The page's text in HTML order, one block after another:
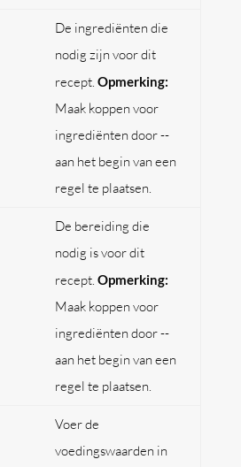
De ingrediënten die
nodig zijn voor dit
recept. Opmerking:
Maak koppen voor
ingrediënten door --
aan het begin van een
regel te plaatsen.
De bereiding die
nodig is voor dit
recept. Opmerking:
Maak koppen voor
ingrediënten door --
aan het begin van een
regel te plaatsen.
Voer de
voedingswaarden in